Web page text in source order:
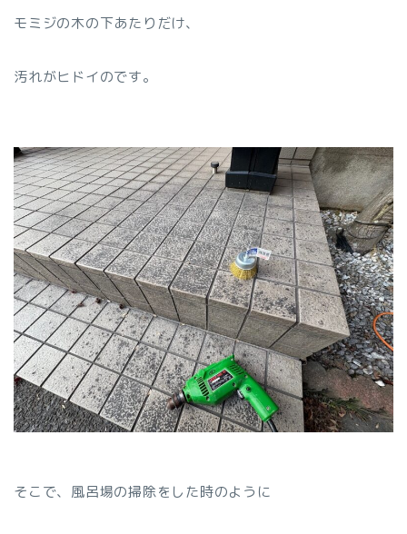
モミジの木の下あたりだけ、
汚れがヒドイのです。
そこで、風呂場の掃除をした時のように